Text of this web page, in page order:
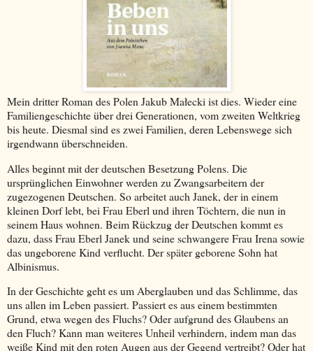
Mein dritter Roman des Polen Jakub Małecki ist dies. Wieder eine
Familiengeschichte über drei Generationen, vom zweiten Weltkrieg
bis heute. Diesmal sind es zwei Familien, deren Lebenswege sich
irgendwann überschneiden.
Alles beginnt mit der deutschen Besetzung Polens. Die
ursprünglichen Einwohner werden zu Zwangsarbeitern der
zugezogenen Deutschen. So arbeitet auch Janek, der in einem
kleinen Dorf lebt, bei Frau Eberl und ihren Töchtern, die nun in
seinem Haus wohnen. Beim Rückzug der Deutschen kommt es
dazu, dass Frau Eberl Janek und seine schwangere Frau Irena sowie
das ungeborene Kind verflucht. Der später geborene Sohn hat
Albinismus.
In der Geschichte geht es um Aberglauben und das Schlimme, das
uns allen im Leben passiert. Passiert es aus einem bestimmten
Grund, etwa wegen des Fluchs? Oder aufgrund des Glaubens an
den Fluch? Kann man weiteres Unheil verhindern, indem man das
weiße Kind mit den roten Augen aus der Gegend vertreibt? Oder hat